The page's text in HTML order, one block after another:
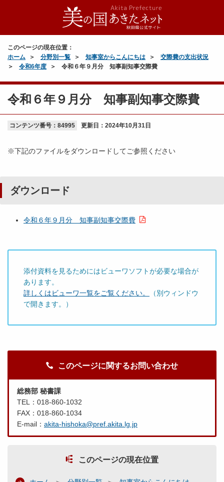
このページの現在位置：
ホーム
分野別一覧 知事室からこんにちは
交際費の支出状況
令和6年度
令和６年９月分 知事副知事交際費
令和６年９月分 知事副知事交際費
コンテンツ番号：84995 更新日： 2024年10月31日
※下記のファイルをダウンロードしてご参照ください
ダウンロード
令和６年９月分 知事副知事交際費
添付資料を見るためにはビューワソフトが必要な場合が
あります。
詳しくはビューワ一覧をご覧ください。
（別ウィンドウ
で開きます。）
このページに関するお問い合わせ
総務部 秘書課
TEL：018-860-1032
FAX：018-860-1034
E-mail： akita-hishoka@pref.akita.lg.jp
このページの現在位置